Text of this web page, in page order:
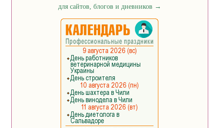
для сайтов, блогов и дневников →